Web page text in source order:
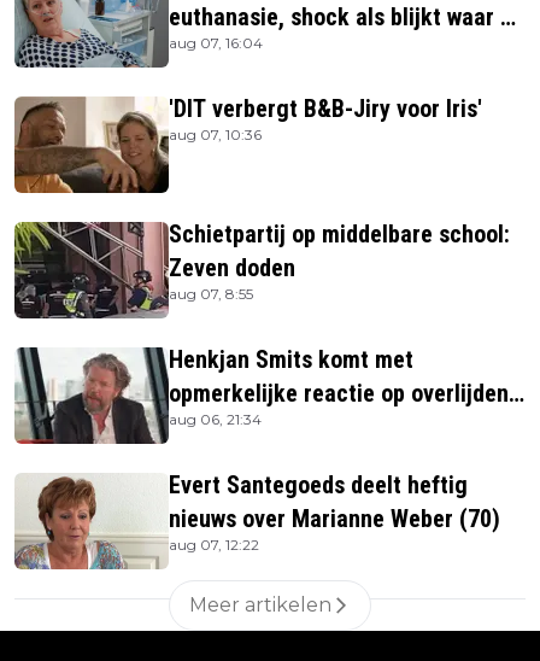
euthanasie, shock als blijkt waar ze
is
aug 07, 16:04
'DIT verbergt B&B-Jiry voor Iris'
aug 07, 10:36
Schietpartij op middelbare school:
Zeven doden
aug 07, 8:55
Henkjan Smits komt met
opmerkelijke reactie op overlijden
Jerney Kaagman
aug 06, 21:34
Evert Santegoeds deelt heftig
nieuws over Marianne Weber (70)
aug 07, 12:22
Meer artikelen